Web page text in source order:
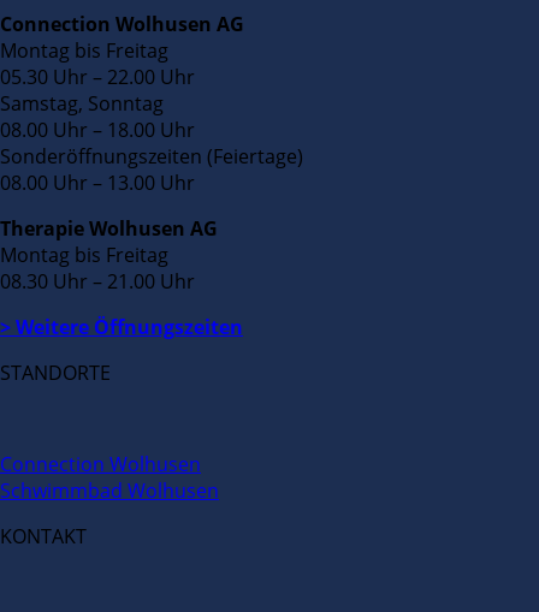
Connection Wolhusen AG
Montag bis Freitag
05.30 Uhr – 22.00 Uhr
Samstag, Sonntag
08.00 Uhr – 18.00 Uhr
Sonderöffnungszeiten (Feiertage)
08.00 Uhr – 13.00 Uhr
Therapie Wolhusen AG
Montag bis Freitag
08.30 Uhr – 21.00 Uhr
> Weitere Öffnungszeiten
STANDORTE
Connection Wolhusen
Schwimmbad Wolhusen
KONTAKT